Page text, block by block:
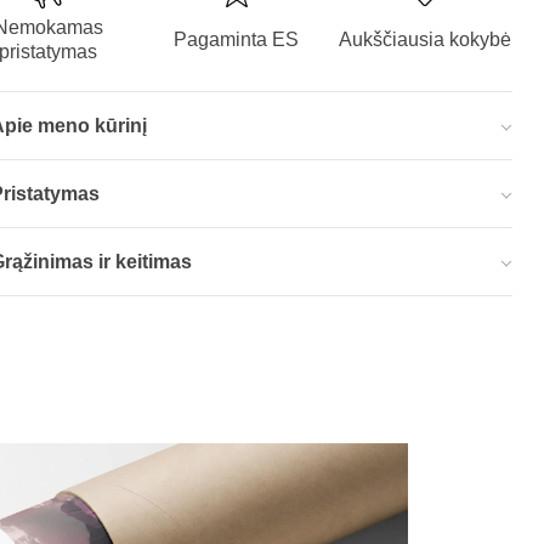
pristatymas
Pagaminta ES Aukščiausia kokybė
meno kūrinį
ir keitimas